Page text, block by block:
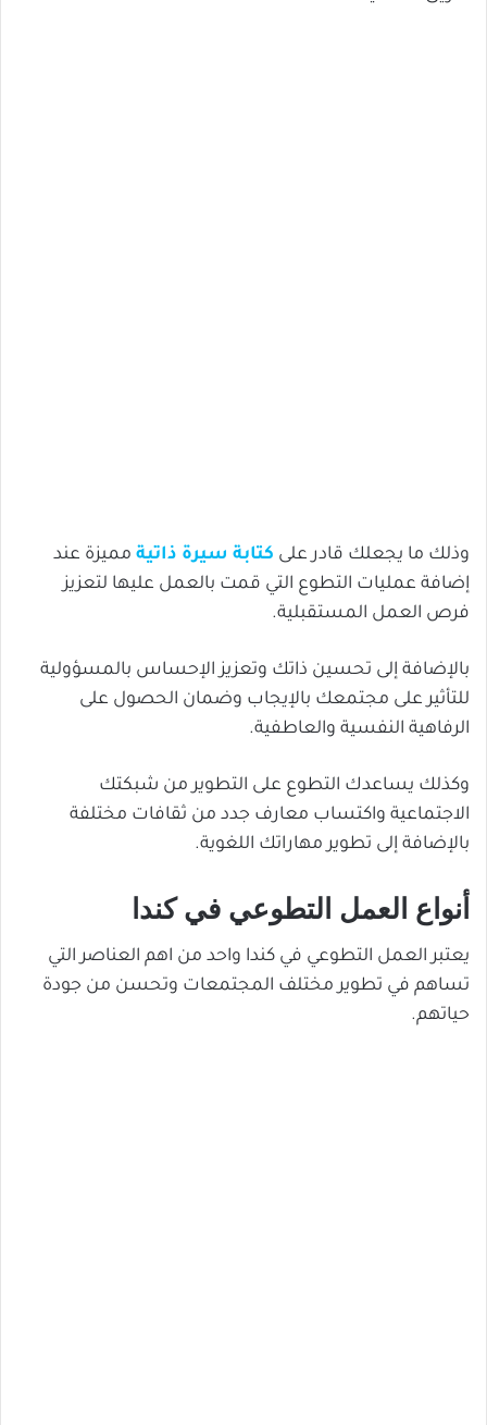
وذلك ما يجعلك قادر على كتابة سيرة ذاتية مميزة عند
إضافة عمليات التطوع التي قمت بالعمل عليها لتعزيز
فرص العمل المستقبلية.
بالإضافة إلى تحسين ذاتك وتعزيز الإحساس بالمسؤولية
للتأثير على مجتمعك بالإيجاب وضمان الحصول على
الرفاهية النفسية والعاطفية.
وكذلك يساعدك التطوع على التطوير من شبكتك
الاجتماعية واكتساب معارف جدد من ثقافات مختلفة
بالإضافة إلى تطوير مهاراتك اللغوية.
أنواع العمل التطوعي في كندا
يعتبر العمل التطوعي في كندا واحد من اهم العناصر التي
تساهم في تطوير مختلف المجتمعات وتحسن من جودة
حياتهم.